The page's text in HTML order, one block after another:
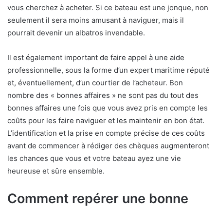
vous cherchez à acheter. Si ce bateau est une jonque, non
seulement il sera moins amusant à naviguer, mais il
pourrait devenir un albatros invendable.
Il est également important de faire appel à une aide
professionnelle, sous la forme d’un expert maritime réputé
et, éventuellement, d’un courtier de l’acheteur. Bon
nombre des « bonnes affaires » ne sont pas du tout des
bonnes affaires une fois que vous avez pris en compte les
coûts pour les faire naviguer et les maintenir en bon état.
L’identification et la prise en compte précise de ces coûts
avant de commencer à rédiger des chèques augmenteront
les chances que vous et votre bateau ayez une vie
heureuse et sûre ensemble.
Comment repérer une bonne